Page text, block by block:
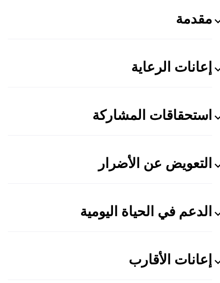
مقدمة
إعانات الرعاية
استحقاقات المشاركة
التعويض عن الأضرار
الدعم في الحياة اليومية
إعانات الأقارب